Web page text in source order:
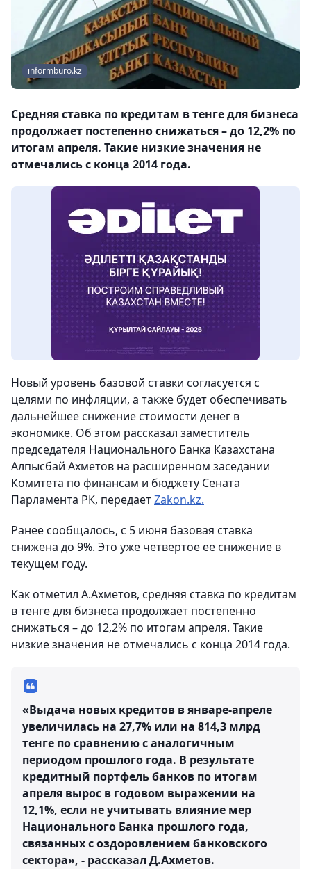
informburo.kz
Средняя ставка по кредитам в тенге для бизнеса
продолжает постепенно снижаться – до 12,2% по
итогам апреля. Такие низкие значения не
отмечались с конца 2014 года.
Новый уровень базовой ставки согласуется с
целями по инфляции, а также будет обеспечивать
дальнейшее снижение стоимости денег в
экономике. Об этом рассказал заместитель
председателя Национального Банка Казахстана
Алпысбай Ахметов на расширенном заседании
Комитета по финансам и бюджету Сената
Парламента РК, передаетZakon.kz.
Ранее сообщалось, с 5 июня базовая ставка
снижена до 9%. Это уже четвертое ее снижение в
текущем году.
Как отметил А.Ахметов, средняя ставка по кредитам
в тенге для бизнеса продолжает постепенно
снижаться – до 12,2% по итогам апреля. Такие
низкие значения не отмечались с конца 2014 года.
«Выдача новых кредитов в январе-апреле
увеличилась на 27,7% или на 814,3 млрд
тенге по сравнению с аналогичным
периодом прошлого года. В результате
кредитный портфель банков по итогам
апреля вырос в годовом выражении на
12,1%, если не учитывать влияние мер
Национального Банка прошлого года,
связанных с оздоровлением банковского
сектора», - рассказал Д.Ахметов.